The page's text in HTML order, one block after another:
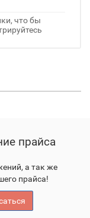
что бы
прайса
а так же
прайса!